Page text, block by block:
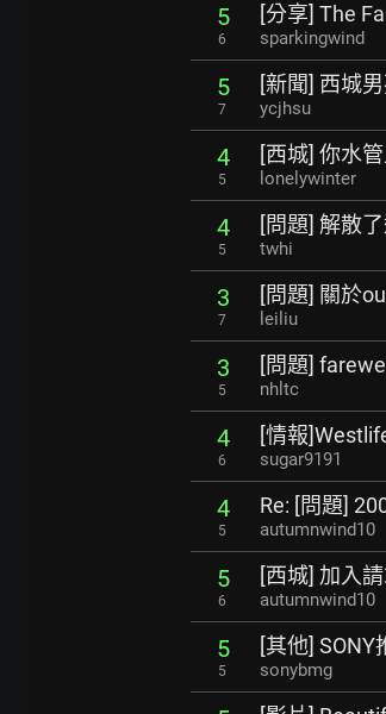
5
6
[分享] The
sparkingwind
5
7
[新聞] 西城
ycjhsu
4
5
[西城] 你水
lonelywinter
4
5
[問題] 解散
twhi
3
7
[問題] 關於
leiliu
3
5
[問題]
nhltc
4
6
[情報
sugar9191
4
5
Re: [問題]
autumnwind10
5
6
[西城] 加入
autumnwind10
5
5
[其他]
sonybmg